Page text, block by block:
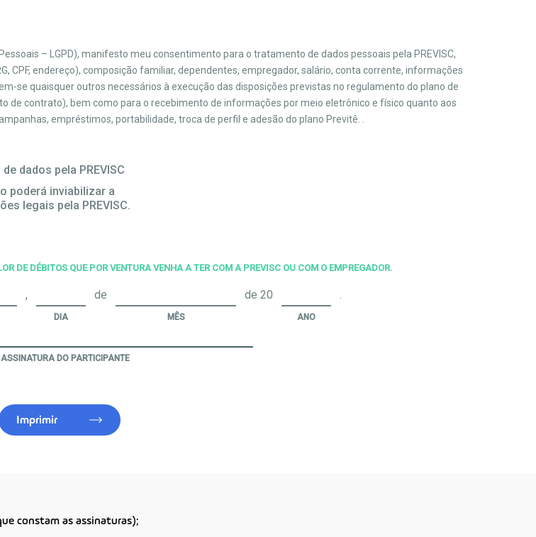
– LGPD), manifesto meu consentimento para o tratamento de dados pessoais pela PREVISC,
CPF, endereço), composição familiar, dependentes, empregador, salário, conta corrente, informações
se quaisquer outros necessários à execução das disposições previstas no regulamento do plano de
de contrato), bem como para o recebimento de informações por meio eletrônico e físico quanto aos
empréstimos, portabilidade, troca de perfil e adesão do plano Previtê. .
dados pela PREVISC
poderá inviabilizar a
legais pela PREVISC.
DE DÉBITOS QUE POR VENTURA VENHA A TER COM A PREVISC OU COM O EMPREGADOR.
,
DIA
de
MÊS
de 20
ANO
ASSINATURA DO PARTICIPANTE
Imprimir
constam as assinaturas);